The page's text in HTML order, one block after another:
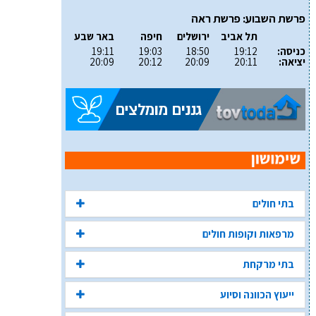
פרשת השבוע: פרשת ראה
כניסה:
יציאה:
תל אביב
19:12
20:11
ירושלים
18:50
20:09
חיפה
19:03
20:12
באר שבע
19:11
20:09
בתי חולים
מרפאות וקופות חולים
בתי מרקחת
ייעוץ הכוונה וסיוע